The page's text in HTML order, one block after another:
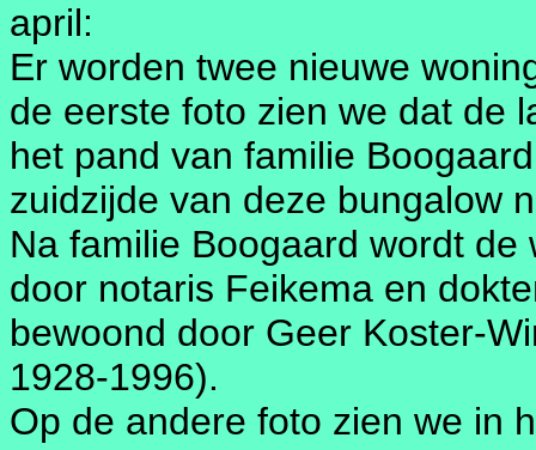
april:
Er worden twee nieuwe
de eerste foto zien we dat de
het pand van familie
zuidzijde van deze bungalow
Na familie Boogaard wordt
door notaris Feikema en
bewoond door Geer Koster-
1928-1996).
Op de andere foto zien we in